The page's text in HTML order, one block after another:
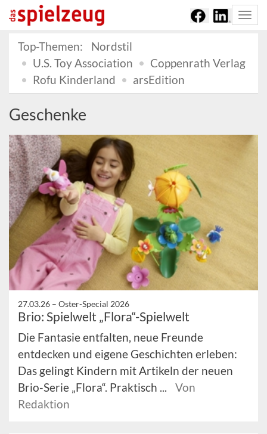
Top-Themen:
Nordstil
U.S. Toy Association
Coppenrath Verlag
Rofu Kinderland
arsEdition
Geschenke
27.03.26 – Oster-Special 2026
Brio: Spielwelt „Flora“-Spielwelt
Die Fantasie entfalten, neue Freunde
entdecken und eigene Geschichten erleben:
Das gelingt Kindern mit Artikeln der neuen
Brio-Serie „Flora“. Praktisch ...
Von
Redaktion